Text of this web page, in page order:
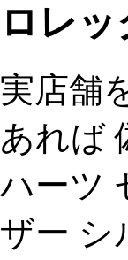
ロレ
実店舗
あれば
ハーツ
ザー シ